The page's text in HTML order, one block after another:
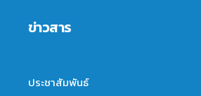
ข่าวสาร
ประชาสัมพันธ์